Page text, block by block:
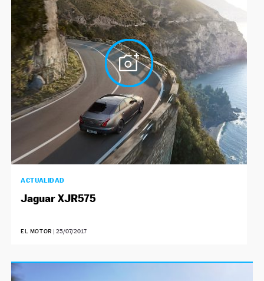
NEWSLETTER
SÍGUENOS
ACTUALIDAD
Jaguar XJR575
EL MOTOR |25/07/2017